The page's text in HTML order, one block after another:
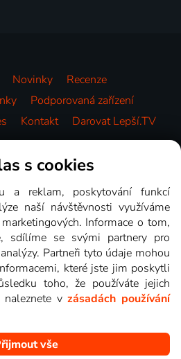
Novinky
Recenze
Podporovaná zařízení
Kontakt Darovat Lepší.TV
Videotéka
Na tomto webu jsou zobrazovány
s cookies
a reklam, poskytování funkcí
naší návštěvnosti využíváme
Informace o tom,
sdílíme se svými partnery pro
Partneři tyto údaje mohou
které jste jim poskytli
toho, že používáte jejich
naleznete vzásadách používání
vše